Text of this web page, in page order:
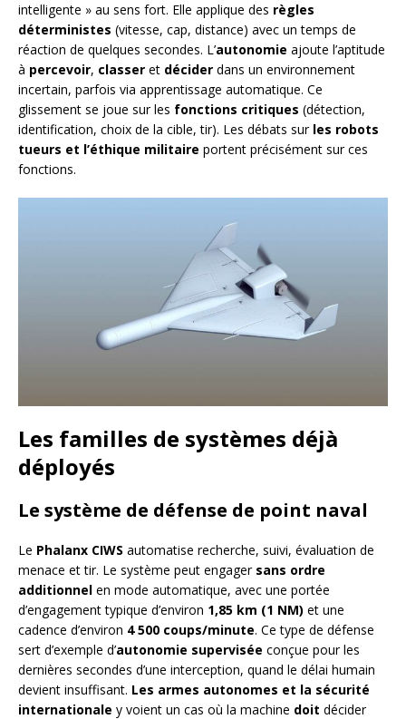
intelligente » au sens fort. Elle applique des règles
déterministes (vitesse, cap, distance) avec un temps de
réaction de quelques secondes. L’autonomie ajoute l’aptitude
à percevoir, classer et décider dans un environnement
incertain, parfois via apprentissage automatique. Ce
glissement se joue sur les fonctions critiques (détection,
identification, choix de la cible, tir). Les débats sur les robots
tueurs et l’éthique militaire portent précisément sur ces
fonctions.
Les familles de systèmes déjà
déployés
Le système de défense de point naval
Le Phalanx CIWS automatise recherche, suivi, évaluation de
menace et tir. Le système peut engager sans ordre
additionnel en mode automatique, avec une portée
d’engagement typique d’environ 1,85 km (1 NM) et une
cadence d’environ 4 500 coups/minute. Ce type de défense
sert d’exemple d’autonomie supervisée conçue pour les
dernières secondes d’une interception, quand le délai humain
devient insuffisant. Les armes autonomes et la sécurité
internationale y voient un cas où la machine doit décider